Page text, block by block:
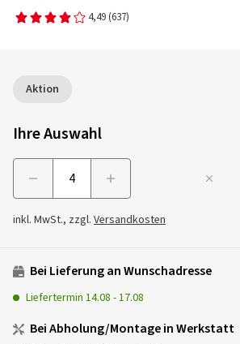
4,49 (637)
Aktion
Ihre Auswahl
inkl. MwSt., zzgl. Versandkosten
Bei Lieferung an Wunschadresse
Liefertermin 14.08 -17.08
Bei Abholung/Montage in Werkstatt